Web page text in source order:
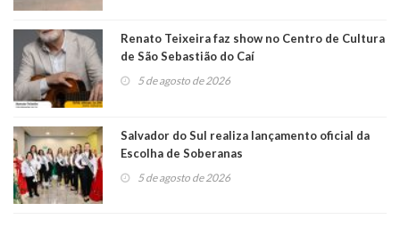
Renato Teixeira faz show no Centro de Cultura
de São Sebastião do Caí
5 de agosto de 2026
Salvador do Sul realiza lançamento oficial da
Escolha de Soberanas
5 de agosto de 2026